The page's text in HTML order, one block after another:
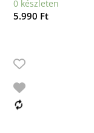
0 készleten
5.990 Ft